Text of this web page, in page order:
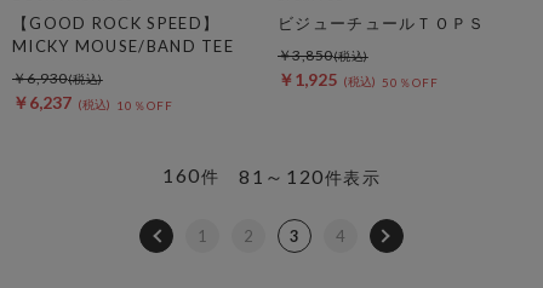
【GOOD ROCK SPEED】
MICKY MOUSE/BAND TEE
￥6,237 10％OFF
￥6,930
ビジューチュールＴＯＰＳ
￥1,925 50％OFF
￥3,850
81～120件表示
160件
1 2 3 4